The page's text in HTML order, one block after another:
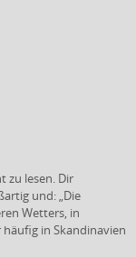
zu lesen. Dir
und: „Die
Wetters, in
in Skandinavien